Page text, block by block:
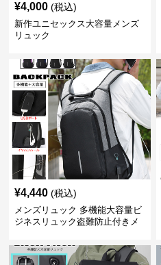
¥4,000 (税込)
新作ユニセックス大容量メンズ
リュック
¥4,440 (税込)
メンズリュック 多機能大容量ビ
ジネスリュック盗難防止付きメ